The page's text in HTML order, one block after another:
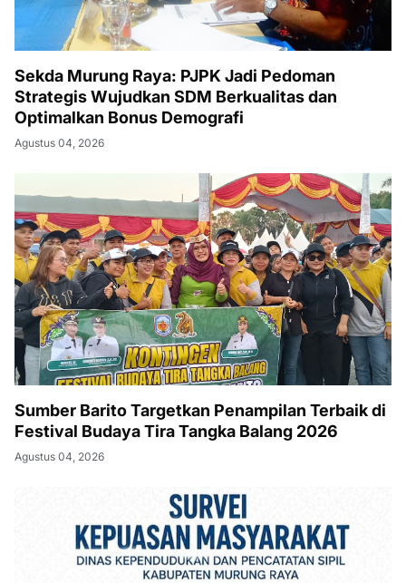
Sekda Murung Raya: PJPK Jadi Pedoman
Strategis Wujudkan SDM Berkualitas dan
Optimalkan Bonus Demografi
Agustus 04, 2026
Sumber Barito Targetkan Penampilan Terbaik di
Festival Budaya Tira Tangka Balang 2026
Agustus 04, 2026